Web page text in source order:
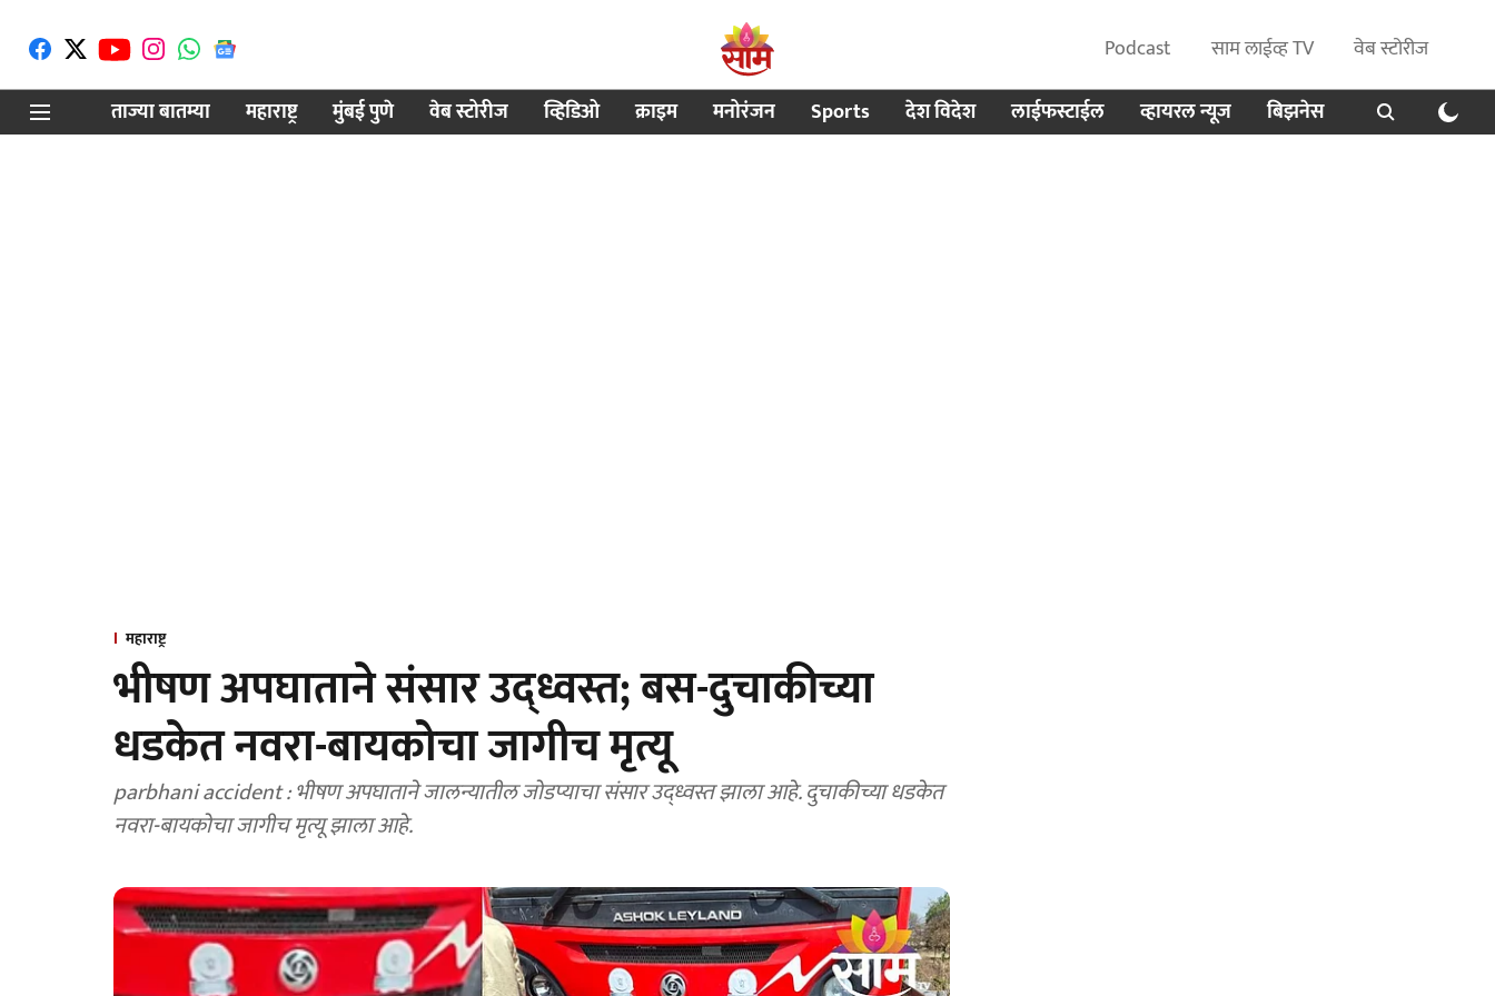
Podcast साम लाईव्ह TV
वेब स्टोरीज
ताज्या बातम्या
महाराष्ट्र मुंबई पुणे वेब स्टोरीज व्हिडिओ क्राइम मनोरंजन Sports देश विदेश लाईफस्टाईल व्हायरल न्यूज बिझनेस
महाराष्ट्र
भीषण अपघाताने संसार उद्ध्वस्त; बस-दुचाकीच्या
धडकेत नवरा-बायकोचा जागीच मृत्यू
parbhani accident : भीषण अपघाताने जालन्यातील जोडप्याचा संसार उद्ध्वस्त झाला आहे. दुचाकीच्या धडकेत
नवरा-बायकोचा जागीच मृत्यू झाला आहे.